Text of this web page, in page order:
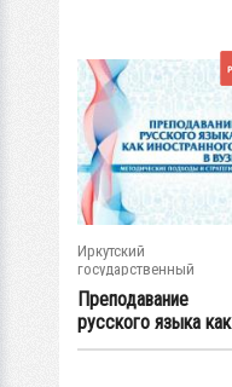
Иркутский
государственный
университет
Преподавание
русского языка как
иностранного в...